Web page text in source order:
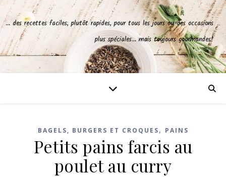
… des recettes faciles, plutôt rapides, pour tous les jours ou des occasions
plus spéciales… mais toujours gourmandes!
BAGELS, BURGERS ET CROQUES, PAINS
Petits pains farcis au
poulet au curry